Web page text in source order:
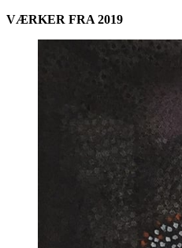
VÆRKER FRA 2019